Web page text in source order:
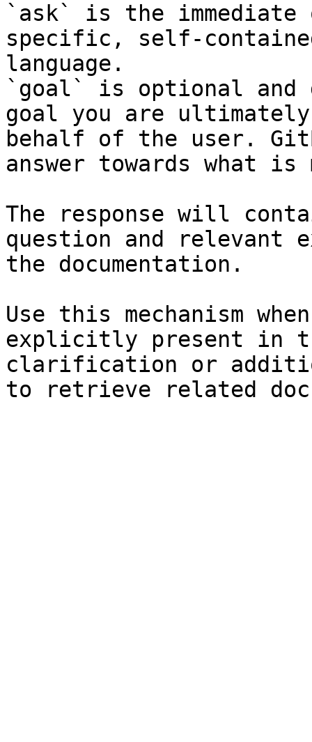
`ask` is the
specific, self-
language.
`goal` is optional and
goal you are
behalf of the user.
answer towards what
The response will
question and relevant
the documentation.
Use this mechanism
explicitly present in
clarification or